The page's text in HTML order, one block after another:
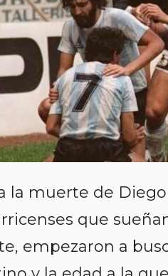
la muerte de
que
empezaron a